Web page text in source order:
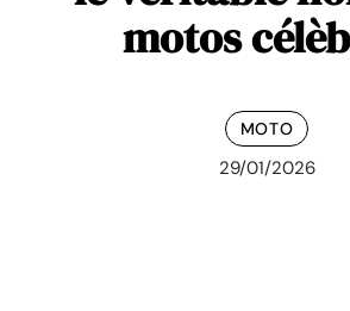
motos
MOTO
29/01/2026